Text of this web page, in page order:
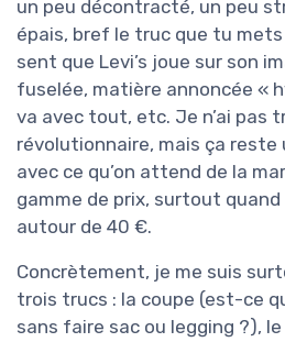
un peu décontracté, un peu
épais, bref le truc que tu mets
sent que Levi’s joue sur son
fuselée, matière annoncée «
va avec tout, etc. Je n’ai pas
révolutionnaire, mais ça
avec ce qu’on attend de la
gamme de prix, surtout
autour de 40 €.
Concrètement, je me suis
trois trucs : la coupe (est-ce
sans faire sac ou legging ?),